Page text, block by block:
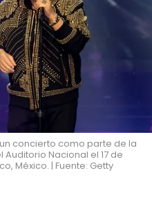
concierto como parte de la
Nacional el 17 de
México. | Fuente: Getty